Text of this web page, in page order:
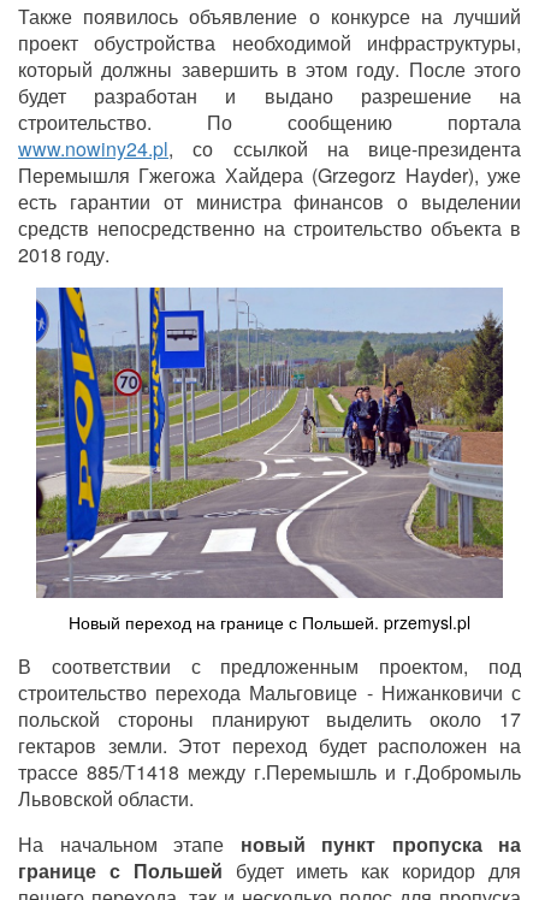
Также появилось объявление о конкурсе на лучший
проект обустройства необходимой инфраструктуры,
который должны завершить в этом году. После этого
будет разработан и выдано разрешение на
строительство. По сообщению портала
www.nowiny24.pl, со ссылкой на вице-президента
Перемышля Гжегожа Хайдера (Grzegorz Hayder), уже
есть гарантии от министра финансов о выделении
средств непосредственно на строительство объекта в
2018 году.
Новый переход на границе с Польшей. przemysl.pl
В соответствии с предложенным проектом, под
строительство перехода Мальговице - Нижанковичи с
польской стороны планируют выделить около 17
гектаров земли. Этот переход будет расположен на
трассе 885/Т1418 между г.Перемышль и г.Добромыль
Львовской области.
На начальном этапе новый пункт пропуска на
границе с Польшей будет иметь как коридор для